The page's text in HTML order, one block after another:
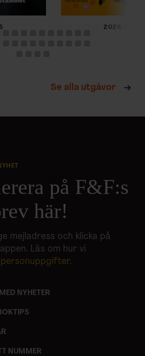
2026/4
Se alla utgåvor
på F&F:s
här!
mejladress och klicka på
Läs om hur vi
personuppgifter.
NYHETER
NUMMER